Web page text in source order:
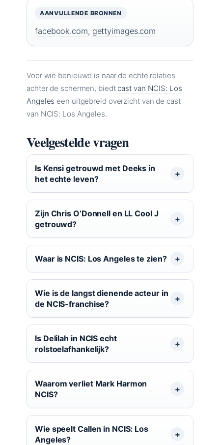
AANVULLENDE BRONNEN
facebook.com, gettyimages.com
Voor wie benieuwd is naar de echte relaties
achter de schermen, biedtcast van NCIS: Los
Angeles een uitgebreid overzicht van de cast
van NCIS: Los Angeles.
Veelgestelde vragen
Is Kensi getrouwd met Deeks in
het echte leven?
Zijn Chris O’Donnell en LL Cool J
getrouwd?
Waar is NCIS: Los Angeles te zien?
Wie is de langst dienende acteur in
de NCIS-franchise?
Is Delilah in NCIS echt
rolstoelafhankelijk?
Waarom verliet Mark Harmon
NCIS?
Wie speelt Callen in NCIS: Los
Angeles?